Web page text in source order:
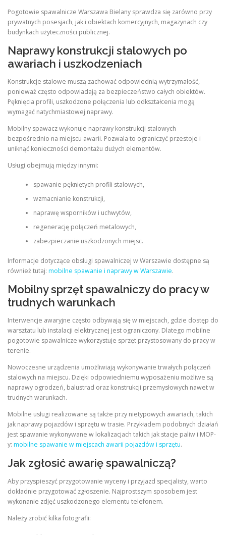
Pogotowie spawalnicze Warszawa Bielany sprawdza się zarówno przy
prywatnych posesjach, jak i obiektach komercyjnych, magazynach czy
budynkach użyteczności publicznej.
Naprawy konstrukcji stalowych po
awariach i uszkodzeniach
Konstrukcje stalowe muszą zachować odpowiednią wytrzymałość,
ponieważ często odpowiadają za bezpieczeństwo całych obiektów.
Pęknięcia profili, uszkodzone połączenia lub odkształcenia mogą
wymagać natychmiastowej naprawy.
Mobilny spawacz wykonuje naprawy konstrukcji stalowych
bezpośrednio na miejscu awarii. Pozwala to ograniczyć przestoje i
uniknąć konieczności demontażu dużych elementów.
Usługi obejmują między innymi:
spawanie pękniętych profili stalowych,
wzmacnianie konstrukcji,
naprawę wsporników i uchwytów,
regenerację połączeń metalowych,
zabezpieczanie uszkodzonych miejsc.
Informacje dotyczące obsługi spawalniczej w Warszawie dostępne są
również tutaj: mobilne spawanie i naprawy w Warszawie.
Mobilny sprzęt spawalniczy do pracy w
trudnych warunkach
Interwencje awaryjne często odbywają się w miejscach, gdzie dostęp do
warsztatu lub instalacji elektrycznej jest ograniczony. Dlatego mobilne
pogotowie spawalnicze wykorzystuje sprzęt przystosowany do pracy w
terenie.
Nowoczesne urządzenia umożliwiają wykonywanie trwałych połączeń
stalowych na miejscu. Dzięki odpowiedniemu wyposażeniu możliwe są
naprawy ogrodzeń, balustrad oraz konstrukcji przemysłowych nawet w
trudnych warunkach.
Mobilne usługi realizowane są także przy nietypowych awariach, takich
jak naprawy pojazdów i sprzętu w trasie. Przykładem podobnych działań
jest spawanie wykonywane w lokalizacjach takich jak stacje paliw i MOP-
y: mobilne spawanie w miejscach awarii pojazdów i sprzętu.
Jak zgłosić awarię spawalniczą?
Aby przyspieszyć przygotowanie wyceny i przyjazd specjalisty, warto
dokładnie przygotować zgłoszenie. Najprostszym sposobem jest
wykonanie zdjęć uszkodzonego elementu telefonem.
Należy zrobić kilka fotografii: